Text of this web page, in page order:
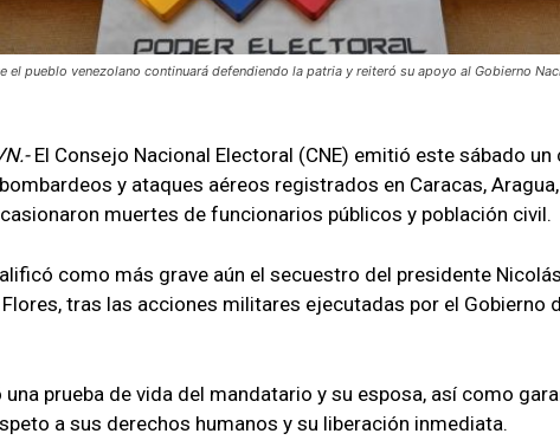
el pueblo venezolano continuará defendiendo la patria y reiteró su apoyo al Gobierno
El Consejo Nacional Electoral (CNE) emitió este sábado
y ataques aéreos registrados en Caracas,
muertes de funcionarios públicos y población civil.
como más grave aún el secuestro del presidente
tras las acciones militares ejecutadas por el Gobierno
prueba de vida del mandatario y su esposa, así como
a sus derechos humanos y su liberación inmediata.